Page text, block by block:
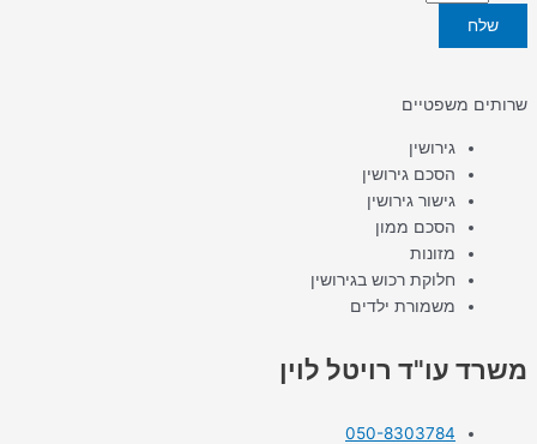
שלח
שרותים משפטיים
גירושין
הסכם גירושין
גישור גירושין
הסכם ממון
מזונות
חלוקת רכוש בגירושין
משמורת ילדים
משרד עו"ד רויטל לוין
050-8303784